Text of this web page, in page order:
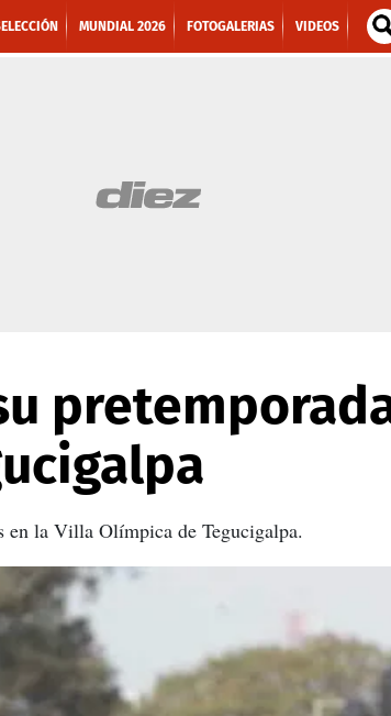
MUNDIAL 2026 FOTOGALERIAS VIDEOS
en la Villa Olímpica de Tegucigalpa.